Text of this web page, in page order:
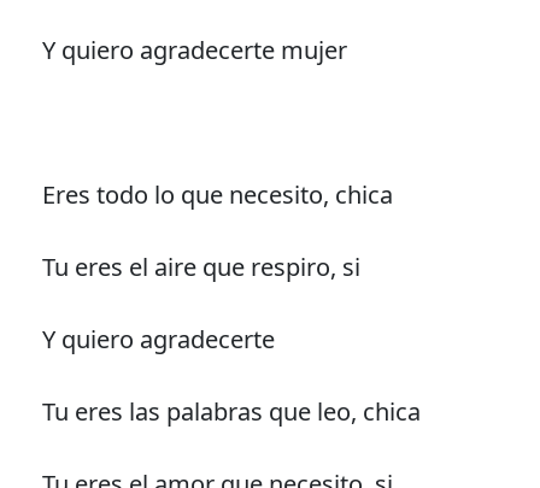
Y quiero agradecerte mujer
Eres todo lo que necesito, chica
Tu eres el aire que respiro, si
Y quiero agradecerte
Tu eres las palabras que leo, chica